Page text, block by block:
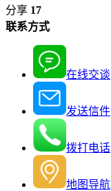
分享 17
联系方式
在线交谈
发送信件
拨打电话
地图导航